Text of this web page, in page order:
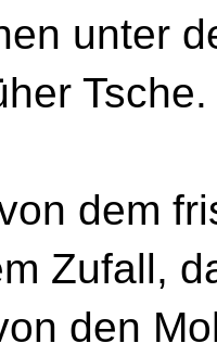
unter
Tsche.
dem
Zufall,
den